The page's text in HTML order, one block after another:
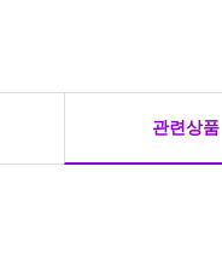
관련상품